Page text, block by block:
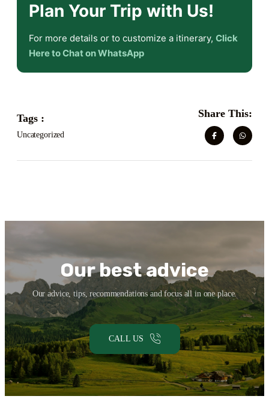
Plan Your Trip with Us!
For more details or to customize a itinerary, Click
Here to Chat on WhatsApp
Tags :
Uncategorized
Share This:
Our best advice
Our advice, tips, recommendations and focus all in one place.
CALL US